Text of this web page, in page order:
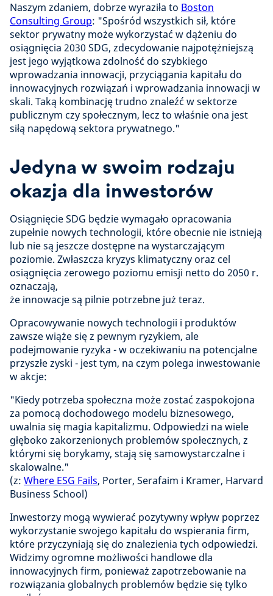
Naszym zdaniem, dobrze wyraziła to Boston
Consulting Group: "Spośród wszystkich sił, które
sektor prywatny może wykorzystać w dążeniu do
osiągnięcia 2030 SDG, zdecydowanie najpotężniejszą
jest jego wyjątkowa zdolność do szybkiego
wprowadzania innowacji, przyciągania kapitału do
innowacyjnych rozwiązań i wprowadzania innowacji w
skali. Taką kombinację trudno znaleźć w sektorze
publicznym czy społecznym, lecz to właśnie ona jest
siłą napędową sektora prywatnego."
Jedyna w swoim rodzaju
okazja dla inwestorów
Osiągnięcie SDG będzie wymagało opracowania
zupełnie nowych technologii, które obecnie nie istnieją
lub nie są jeszcze dostępne na wystarczającym
poziomie. Zwłaszcza kryzys klimatyczny oraz cel
osiągnięcia zerowego poziomu emisji netto do 2050 r.
oznaczają,
że innowacje są pilnie potrzebne już teraz.
Opracowywanie nowych technologii i produktów
zawsze wiąże się z pewnym ryzykiem, ale
podejmowanie ryzyka - w oczekiwaniu na potencjalne
przyszłe zyski - jest tym, na czym polega inwestowanie
w akcje:
"Kiedy potrzeba społeczna może zostać zaspokojona
za pomocą dochodowego modelu biznesowego,
uwalnia się magia kapitalizmu. Odpowiedzi na wiele
głęboko zakorzenionych problemów społecznych, z
którymi się borykamy, stają się samowystarczalne i
skalowalne."
(z: Where ESG Fails, Porter, Serafaim i Kramer, Harvard
Business School)
Inwestorzy mogą wywierać pozytywny wpływ poprzez
wykorzystanie swojego kapitału do wspierania firm,
które przyczyniają się do znalezienia tych odpowiedzi.
Widzimy ogromne możliwości handlowe dla
innowacyjnych firm, ponieważ zapotrzebowanie na
rozwiązania globalnych problemów będzie się tylko